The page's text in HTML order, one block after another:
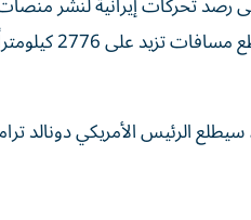
المخططين
سيطلع الرئيس الأمريكي